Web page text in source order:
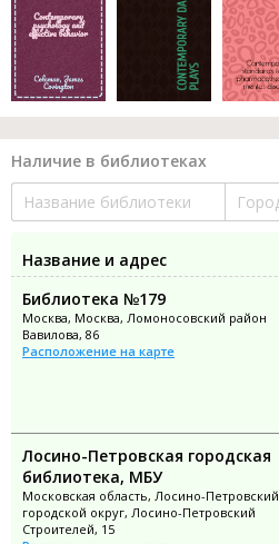
Наличие в библиотеках
Название и адрес
Библиотека №179
Москва, Москва, Ломоносовский район
Вавилова, 86
Расположение на карте
Лосино-Петровская городская
библиотека, МБУ
Московская область, Лосино-Петровский
городской округ, Лосино-Петровский
Строителей, 15